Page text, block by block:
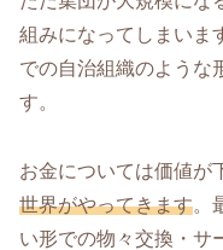
組みになってしまいま
での自治組織のような
す。
お金については価値が
世界がやってきます。
い形での物々交換・サ